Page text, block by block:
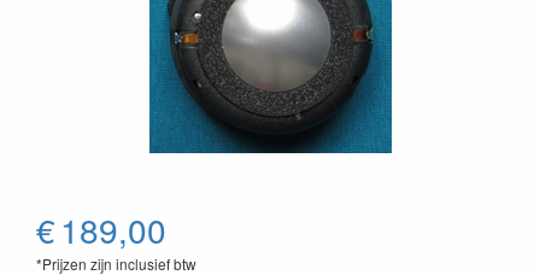
€189,00
*Prijzen zijn inclusief btw